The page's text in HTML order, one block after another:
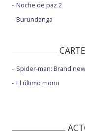
Noche de paz 2
Burundanga
Spider-man: Brand
El último mono